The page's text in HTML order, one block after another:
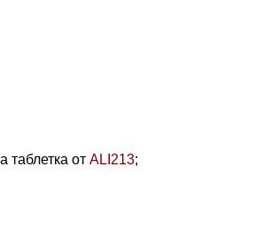
таблетка от ALI213;